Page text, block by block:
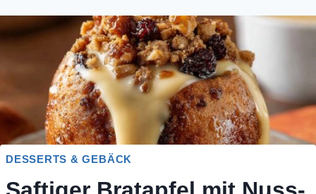
DESSERTS & GEBÄCK